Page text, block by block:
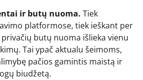
ir butų nuoma. Tiek
platformose, tiek ieškant per
butų nuoma išlieka vienu
Tai ypač aktualu šeimoms,
pačios gamintis maistą ir
biudžetą.